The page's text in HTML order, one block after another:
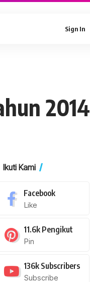
Sign In
2014
Ikuti Kami
Facebook
Like
11.6k Pengikut
Pin
136k Subscribers
Subscribe